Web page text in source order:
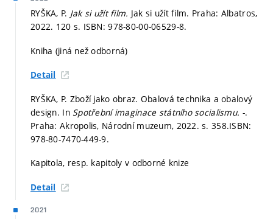
RYŠKA, P. Jak si užít film. Jak si užít film. Praha: Albatros,
2022. 120 s. ISBN: 978-80-00-06529-8.
Kniha (jiná než odborná)
Detail
RYŠKA, P. Zboží jako obraz. Obalová technika a obalový
design. In Spotřební imaginace státního socialismu. -.
Praha: Akropolis, Národní muzeum, 2022.s. 358.ISBN:
978-80-7470-449-9.
Kapitola, resp. kapitoly v odborné knize
Detail
2021